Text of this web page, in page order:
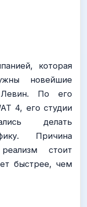
которая
новейшие
Левин. По его
4, его студии
делать
Причина
стоит
быстрее, чем